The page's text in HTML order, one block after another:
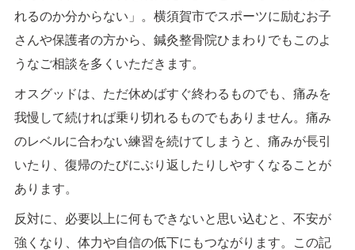
れるのか分からない」。横須賀市でスポーツに励むお子
さんや保護者の方から、鍼灸整骨院ひまわりでもこのよ
うなご相談を多くいただきます。
オスグッドは、ただ休めばすぐ終わるものでも、痛みを
我慢して続ければ乗り切れるものでもありません。痛み
のレベルに合わない練習を続けてしまうと、痛みが長引
いたり、復帰のたびにぶり返したりしやすくなることが
あります。
反対に、必要以上に何もできないと思い込むと、不安が
強くなり、体力や自信の低下にもつながります。この記